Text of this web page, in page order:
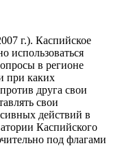
г.). Каспийское
использоваться
в регионе
при каких
друга свои
свои
действий в
Каспийского
под флагами